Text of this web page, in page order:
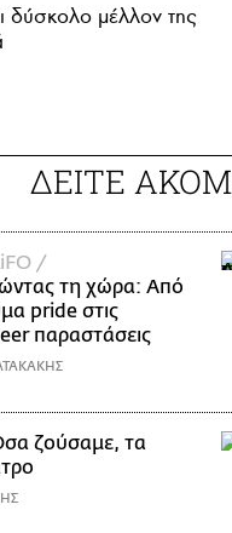
δύσκολο μέλλον της
ΔΕΙΤΕ
/
τη χώρα: Από
pride στις
παραστάσεις
ζούσαμε, τα